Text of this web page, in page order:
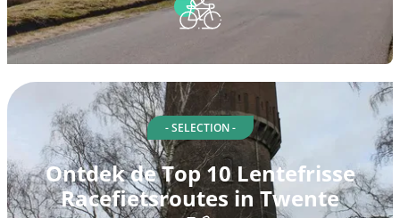
- SELECTION -
Ontdek de Top 10 Lentefrisse
Racefietsroutes in Twente